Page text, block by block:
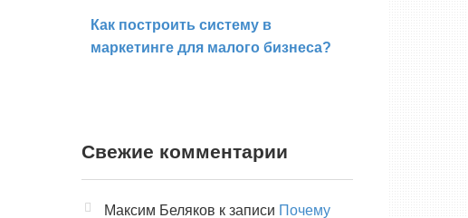
Как построить систему в
маркетинге для малого бизнеса?
Свежие комментарии
Максим Беляков к записи Почему